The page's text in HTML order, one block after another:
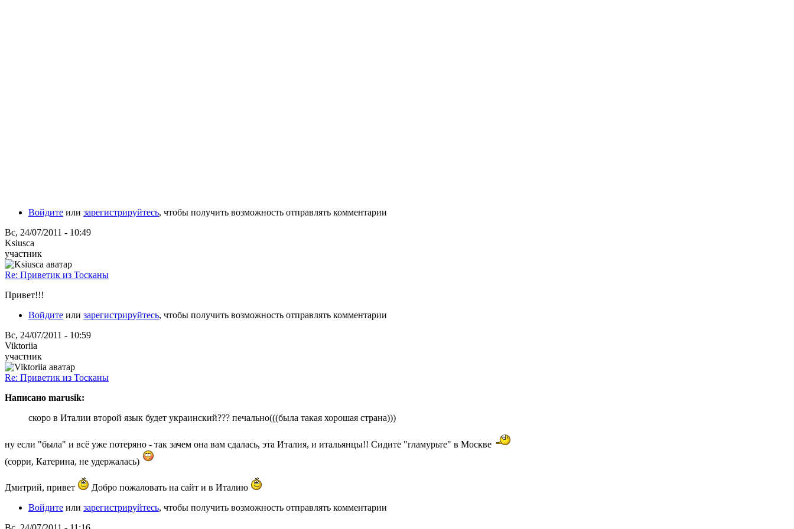
Войдите или зарегистрируйтесь, чтобы получить возможность отправлять комментарии
Вс, 24/07/2011 - 10:49
Ksiusca
участник
Re: Приветик из Тосканы
Привет!!!
Войдите или зарегистрируйтесь, чтобы получить возможность отправлять комментарии
Вс, 24/07/2011 - 10:59
Viktoriia
участник
Re: Приветик из Тосканы
Написано marusik:
скоро в Италии второй язык будет украинский??? печально(((была такая хорошая страна)))
ну если "была" и всё уже потеряно - так зачем она вам сдалась, эта Италия, и итальянцы!! Сидите "гламурьте" в Москве
(сорри, Катерина, не удержалась)
Дмитрий, привет
Добро пожаловать на сайт и в Италию
Войдите или зарегистрируйтесь, чтобы получить возможность отправлять комментарии